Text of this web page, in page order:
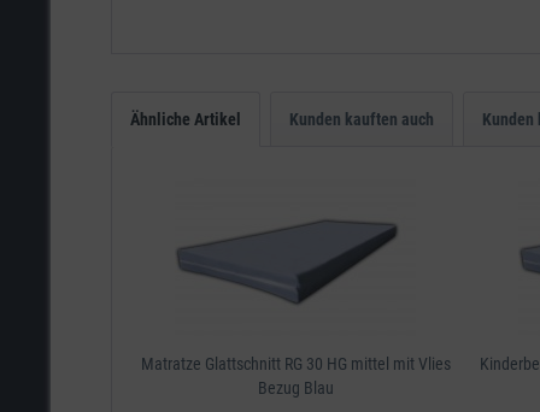
Ähnliche Artikel Kunden kauften auch Kunden
Matratze Glattschnitt RG 30 HG mittel mit Vlies
Bezug Blau